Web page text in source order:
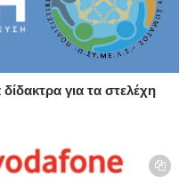
για τα στελέχη